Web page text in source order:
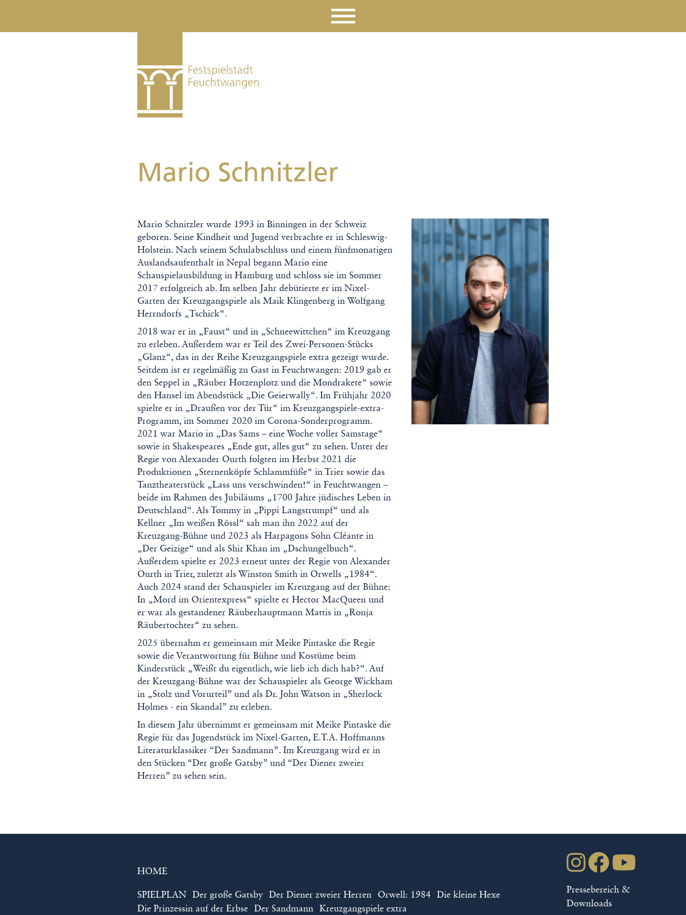
Mario Schnitzler
Mario Schnitzler wurde 1993 in Binningen in der Schweiz
geboren. Seine Kindheit und Jugend verbrachte er in Schleswig-
Holstein. Nach seinem Schulabschluss und einem fünfmonatigen
Auslandsaufenthalt in Nepal begann Mario eine
Schauspielausbildung in Hamburg und schloss sie im Sommer
2017 erfolgreich ab. Im selben Jahr debütierte er im Nixel-
Garten der Kreuzgangspiele als Maik Klingenberg in Wolfgang
Herrndorfs „Tschick“.
2018 war er in „Faust“ und in „Schneewittchen“ im Kreuzgang
zu erleben. Außerdem war er Teil des Zwei-Personen-Stücks
„Glanz“, das in der Reihe Kreuzgangspiele extra gezeigt wurde.
Seitdem ist er regelmäßig zu Gast in Feuchtwangen: 2019 gab er
den Seppel in „Räuber Hotzenplotz und die Mondrakete“ sowie
den Hansel im Abendstück „Die Geierwally“. Im Frühjahr 2020
spielte er in „Draußen vor der Tür“ im Kreuzgangspiele-extra-
Programm, im Sommer 2020 im Corona-Sonderprogramm.
2021 war Mario in „Das Sams – eine Woche voller Samstage“
sowie in Shakespeares „Ende gut, alles gut“ zu sehen. Unter der
Regie von Alexander Ourth folgten im Herbst 2021 die
Produktionen „Sternenköpfe Schlammfüße“ in Trier sowie das
Tanztheaterstück „Lass uns verschwinden!“ in Feuchtwangen –
beide im Rahmen des Jubiläums „1700 Jahre jüdisches Leben in
Deutschland“. Als Tommy in „Pippi Langstrumpf“ und als
Kellner „Im weißen Rössl“ sah man ihn 2022 auf der
Kreuzgang-Bühne und 2023 als Harpagons Sohn Cléante in
„Der Geizige“ und als Shir Khan im „Dschungelbuch“.
Außerdem spielte er 2023 erneut unter der Regie von Alexander
Ourth in Trier, zuletzt als Winston Smith in Orwells „1984“.
Auch 2024 stand der Schauspieler im Kreuzgang auf der Bühne:
In „Mord im Orientexpress“ spielte er Hector MacQueen und
er war als gestandener Räuberhauptmann Mattis in „Ronja
Räubertochter“ zu sehen.
2025 übernahm er gemeinsam mit Meike Pintaske die Regie
sowie die Verantwortung für Bühne und Kostüme beim
Kinderstück „Weißt du eigentlich, wie lieb ich dich hab?“. Auf
der Kreuzgang-Bühne war der Schauspieler als George Wickham
in „Stolz und Vorurteil” und als Dr. John Watson in „Sherlock
Holmes - ein Skandal” zu erleben.
In diesem Jahr übernimmt er gemeinsam mit Meike Pintaske die
Regie für das Jugendstück im Nixel-Garten, E.T.A. Hoffmanns
Literaturklassiker “Der Sandmann”. Im Kreuzgang wird er in
den Stücken “Der große Gatsby” und “Der Diener zweier
Herren” zu sehen sein.
HOME
SPIELPLAN Der große Gatsby Der Diener zweier Herren Orwell: 1984
Die kleine Hexe
Die Prinzessin auf der Erbse
Der Sandmann Kreuzgangspiele extra
Pressebereich &
Downloads